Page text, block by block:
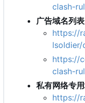
clash-
广告域名列
https://
lsoldier/
https://
clash-
私有网络专
https://